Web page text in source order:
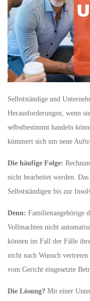
Selbstständige und
Herausforderungen, wenn
selbstbestimmt handeln
kümmert sich um neue
Die häufige Folge:
nicht bearbeitet werden.
Selbstständigen bis zur
Denn: Familienangehörige
Vollmachten nicht
können im Fall der Fälle
nicht nach Wunsch
vom Gericht eingesetzte
Die Lösung? Mit einer